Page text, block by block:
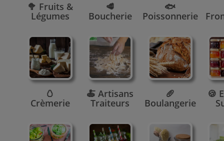
🥦 Fruits &
Légumes
🥩
Boucherie
🐟
Poissonnerie
🥚
Crèmerie
🍝 Artisans
Traiteurs
🥖
Boulangerie
🍪